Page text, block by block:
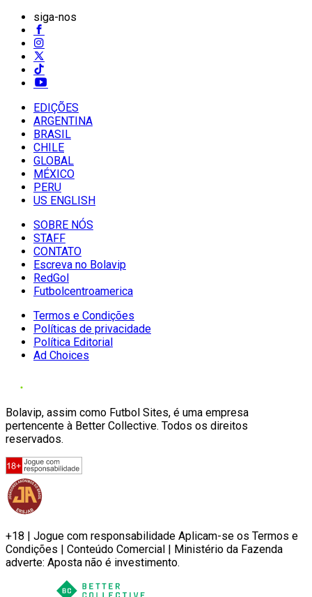
siga-nos
EDIÇÕES
ARGENTINA
BRASIL
CHILE
GLOBAL
MÉXICO
PERU
US ENGLISH
SOBRE NÓS
STAFF
CONTATO
Escreva no Bolavip
RedGol
Futbolcentroamerica
Termos e Condições
Políticas de privacidade
Política Editorial
Ad Choices
Bolavip, assim como Futbol Sites, é uma empresa
pertencente à Better Collective. Todos os direitos
reservados.
+18 | Jogue com responsabilidade Aplicam-se os Termos e
Condições | Conteúdo Comercial | Ministério da Fazenda
adverte: Aposta não é investimento.